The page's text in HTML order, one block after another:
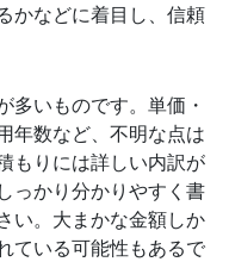
かなどに着目し、信頼
多いものです。単価・
年数など、不明な点は
もりには詳しい内訳が
っかり分かりやすく書
い。大まかな金額しか
ている可能性もあるで